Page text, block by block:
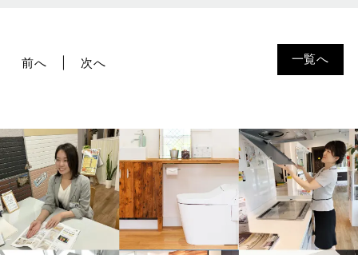
一覧へ
前へ 次へ